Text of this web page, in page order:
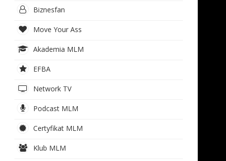
Biznesfan
Move Your Ass
Akademia MLM
EFBA
Network TV
Podcast MLM
Certyfikat MLM
Klub MLM